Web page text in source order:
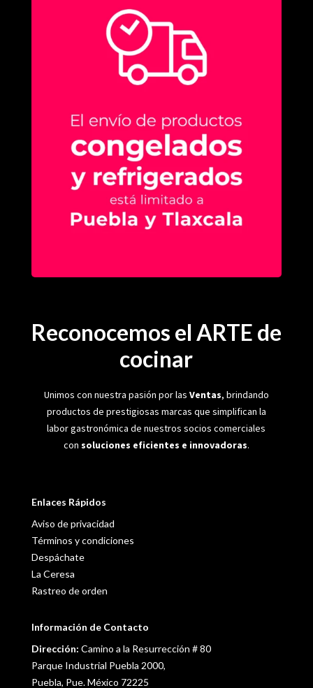
Reconocemos el ARTE de
cocinar
Unimos con nuestra pasión por las Ventas, brindando
productos de prestigiosas marcas que simplifican la
labor gastronómica de nuestros socios comerciales
con soluciones eficientes e innovadoras.
Enlaces Rápidos
Aviso de privacidad
Términos y condiciones
Despáchate
La Ceresa
Rastreo de orden
Información de Contacto
Dirección: Camino a la Resurrección # 80
Parque Industrial Puebla 2000,
Puebla, Pue. México 72225